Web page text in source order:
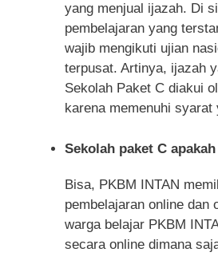
yang menjual ijazah. Di
pembelajaran yang
wajib mengikuti ujian
terpusat. Artinya, ijazah
Sekolah Paket C diakui
karena memenuhi syarat
Sekolah paket C
Bisa, PKBM INTAN
pembelajaran online dan
warga belajar PKBM
secara online dimana